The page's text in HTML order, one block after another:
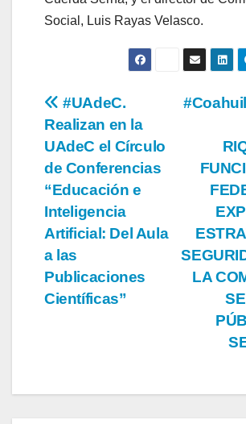
Social, Luis Rayas Velasco.
Navegación
de
entradas
LA
#UAdeC.
Realizan en la
UAdeC el Círculo
de Conferencias
“Educación e
Inteligencia
Artificial: Del Aula
a las
Publicaciones
Científicas”